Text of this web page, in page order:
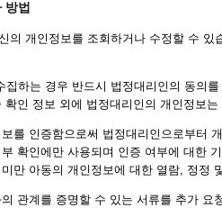
방법
의 개인정보를 조회하거나 수정할 수
하는 경우 반드시 법정대리인의 동의
인 정보 외에 법정대리인의 개인정보
를 인증함으로써 법정대리인으로부터
확인에만 사용되며 인증 여부에 대한
만 아동의 개인정보에 대한 열람, 정정
관계를 증명할 수 있는 서류를 추가 요